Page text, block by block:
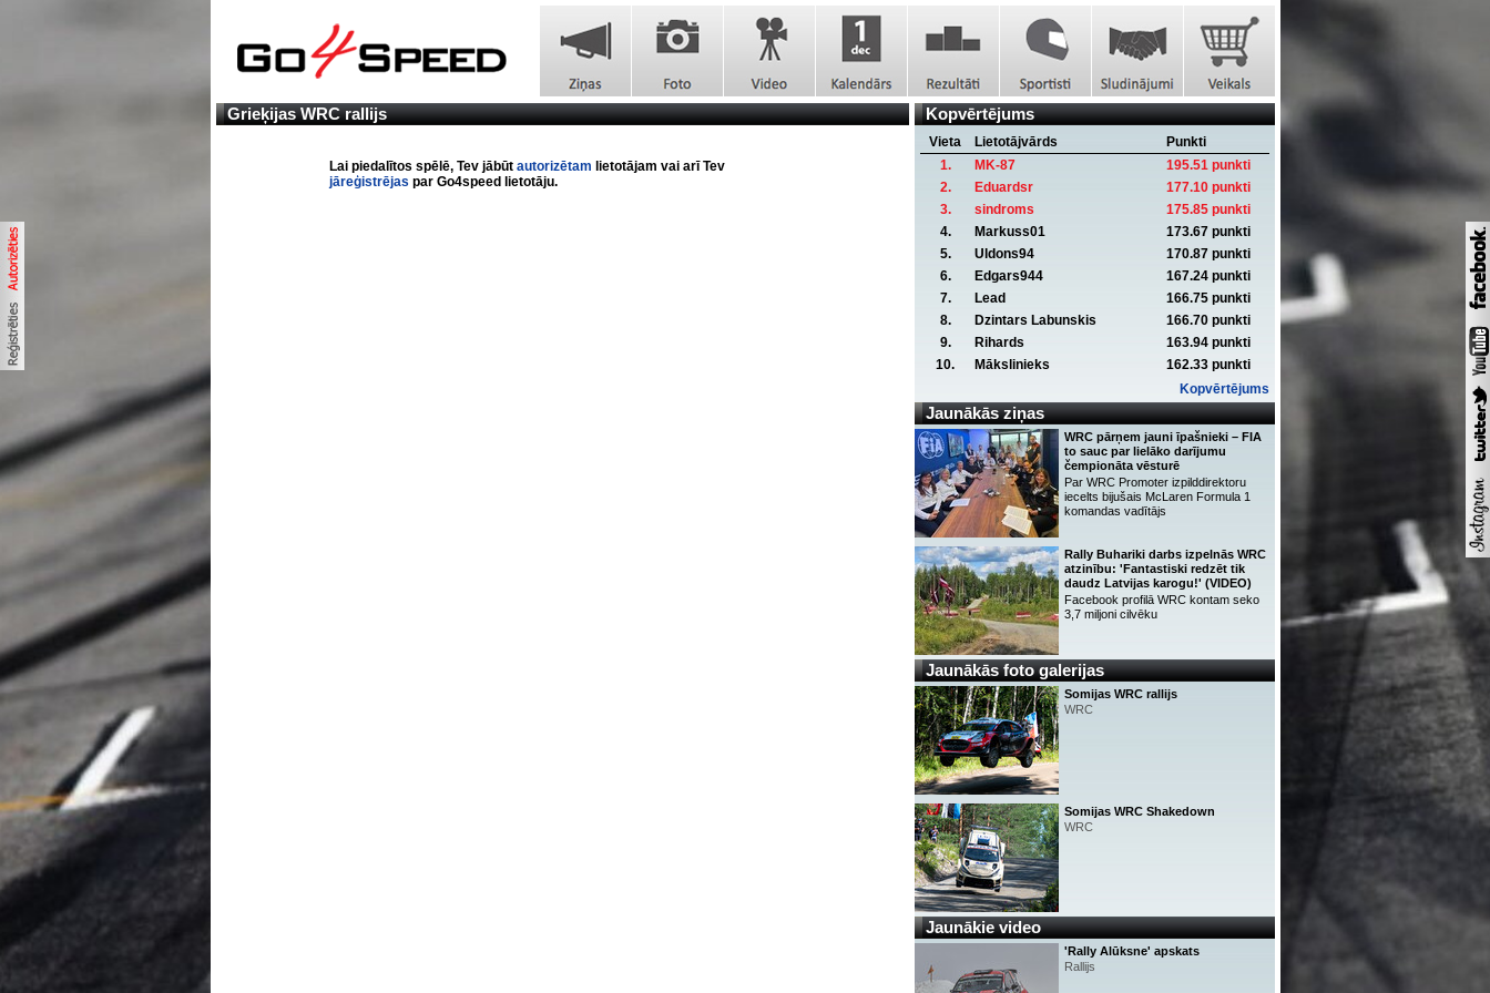
Grieķijas WRC rallijs
Lai piedalītos spēlē, Tev jābūt autorizētam lietotājam vai arī Tev
jāreģistrējas par Go4speed lietotāju.
Kopvērtējums
Vieta Lietotājvārds
Punkti
1.
MK-87
195.51 punkti
2.
Eduardsr
177.10 punkti
3.
sindroms
175.85 punkti
4.
Markuss01
173.67 punkti
5.
Uldons94
170.87 punkti
6.
Edgars944
167.24 punkti
7.
Lead
166.75 punkti
8.
Dzintars Labunskis
166.70 punkti
9.
Rihards
163.94 punkti
10.
Mākslinieks
162.33 punkti
Kopvērtējums
Jaunākās ziņas
WRC pārņem jauni īpašnieki – FIA
to sauc par lielāko darījumu
čempionāta vēsturē
Par WRC Promoter izpilddirektoru
iecelts bijušais McLaren Formula 1
komandas vadītājs
Rally Buhariki darbs izpelnās WRC
atzinību: 'Fantastiski redzēt tik
daudz Latvijas karogu!' (VIDEO)
Facebook profilā WRC kontam seko
3,7 miljoni cilvēku
Jaunākās foto galerijas
Somijas WRC rallijs
WRC
Somijas WRC Shakedown
WRC
Jaunākie video
'Rally Alūksne' apskats
Rallijs